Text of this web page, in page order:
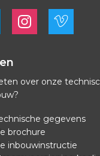
op LinkedInBekijk ons op LinkedInBekijk ons op Vimeo
over onze
gegevens
brochure
inbouwinstructie